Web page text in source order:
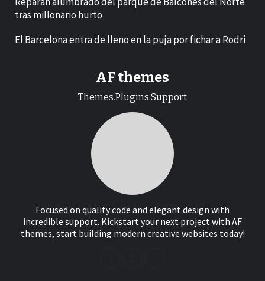
tras millonario hurto
El Barcelona entra de lleno en la puja por fichar a Rodri
AF themes
Themes.Plugins.Support
Focused on quality code and elegant design with
incredible support. Kickstart your next project with AF
themes, start building modern creative websites today!